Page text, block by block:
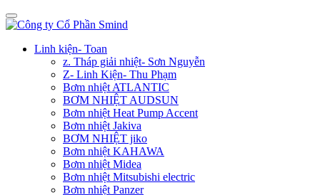
Linh kiện- Toan
z. Tháp giải nhiệt- Sơn Nguyễn
Z- Linh Kiện- Thu Phạm
Bơm nhiệt ATLANTIC
BƠM NHIỆT AUDSUN
Bơm nhiệt Heat Pump Accent
Bơm nhiệt Jakiva
BƠM NHIỆT jiko
Bơm nhiệt KAHAWA
Bơm nhiệt Midea
Bơm nhiệt Mitsubishi electric
Bơm nhiệt Panzer